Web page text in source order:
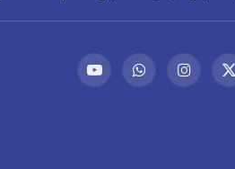
X
الانستغرامواتساب يوتيوب